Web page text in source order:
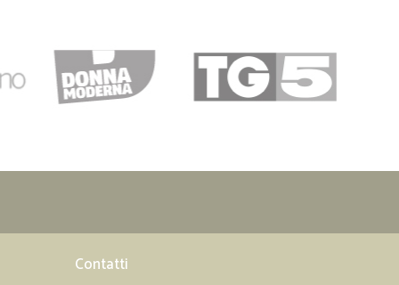
06/03/2019
suddivisi in modo chiaro per categorie quindi molto
Contatti